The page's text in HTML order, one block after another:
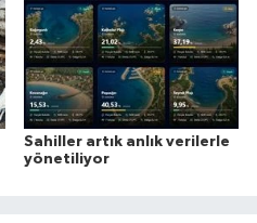
Sahiller artık anlık verilerle
yönetiliyor